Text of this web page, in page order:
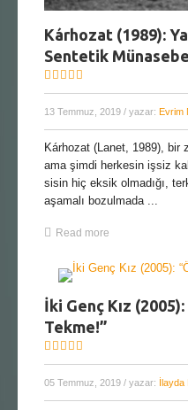
Kárhozat (1989):
Sentetik
13 Temmuz, 2019 / yazar: Evrim
Kárhozat (Lanet, 1989), bir
ama şimdi herkesin işsiz
sisin hiç eksik olmadığı,
aşamalı bozulmada ...
Read more
İki Genç Kız
Tekme!”
05 Temmuz, 2019 / yazar: İlayda